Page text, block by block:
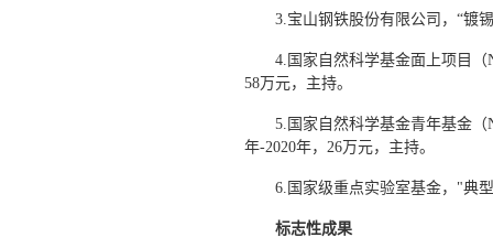
3.宝山钢铁股份有限公司，“镀
4.国家自然科学基金面上项目（
58万元，主持。
5.国家自然科学基金青年基金（
年-2020年，26万元，主持。
6.国家级重点实验室基金，"典
标志性成果